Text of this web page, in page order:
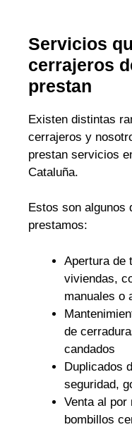
Servicios
cerrajeros
prestan
Existen distintas
cerrajeros y
prestan servicios
Cataluña.
Estos son algunos
prestamos:
Apertura de
viviendas,
manuales o
de
candados
Duplicados
seguridad,
Venta al por
bombillos